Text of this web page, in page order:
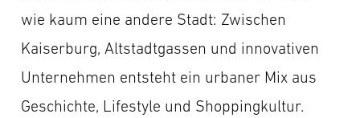
wie kaum eine andere Stadt: Zwischen
Kaiserburg, Altstadtgassen und innovativen
Unternehmen entsteht ein urbaner Mix aus
Geschichte, Lifestyle und Shoppingkultur.